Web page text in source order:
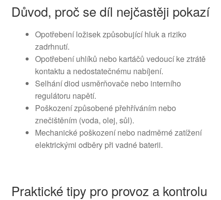
Důvod, proč se díl nejčastěji pokazí
Opotřebení ložisek způsobující hluk a riziko
zadrhnutí.
Opotřebení uhlíků nebo kartáčů vedoucí ke ztrátě
kontaktu a nedostatečnému nabíjení.
Selhání diod usměrňovače nebo interního
regulátoru napětí.
Poškození způsobené přehříváním nebo
znečištěním (voda, olej, sůl).
Mechanické poškození nebo nadměrné zatížení
elektrickými odběry při vadné baterii.
Praktické tipy pro provoz a kontrolu